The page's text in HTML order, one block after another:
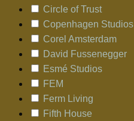
Circle of Trust
Copenhagen Studios
Corel Amsterdam
David Fussenegger
Esmé Studios
FEM
Ferm Living
Fifth House